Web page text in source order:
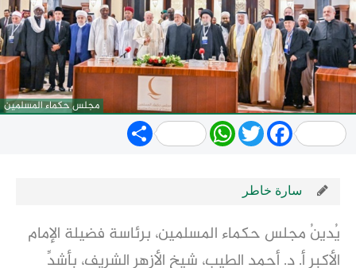
مجلس حكماء المسلمين
Share WhatsApp
TwitterFacebook
سارة خاطر
يُدينُ مجلس حكماء المسلمين، برئاسة فضيلة الإمام
الأكبر أ. د. أحمد الطيب، شيخ الأزهر الشريف، بأشدِّ